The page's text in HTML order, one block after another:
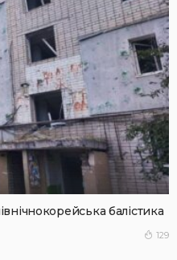
балістика
129